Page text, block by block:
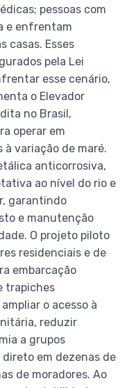
pessoas com
e enfrentam
casas. Esses
pela Lei
esse cenário,
o Elevador
no Brasil,
operar em
variação de maré.
anticorrosiva,
ao nível do rio e
garantindo
e manutenção
O projeto piloto
residenciais e de
embarcação
trapiches
o acesso à
reduzir
a grupos
em dezenas de
de moradores. Ao